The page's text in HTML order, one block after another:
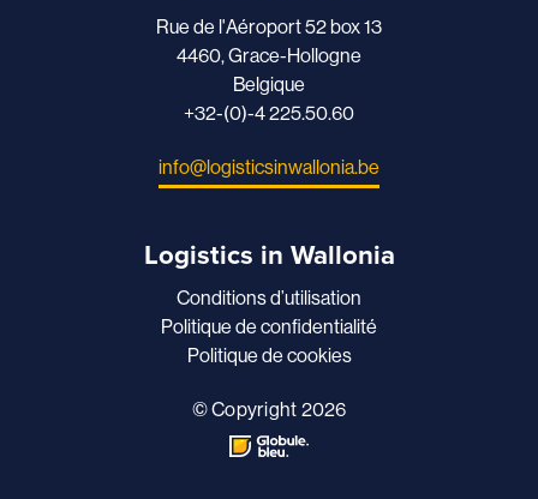
Rue de l'Aéroport 52 box 13
4460, Grace-Hollogne
Belgique
+32-(0)-4 225.50.60
info@logisticsinwallonia.be
Logistics in Wallonia
Conditions d’utilisation
Politique de confidentialité
Politique de cookies
© Copyright 2026